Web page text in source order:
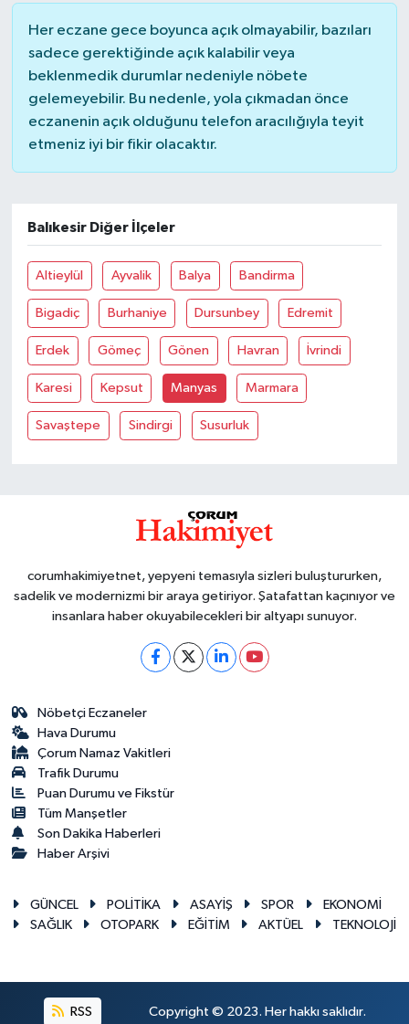
Her eczane gece boyunca açık olmayabilir, bazıları
sadece gerektiğinde açık kalabilir veya
beklenmedik durumlar nedeniyle nöbete
gelemeyebilir. Bu nedenle, yola çıkmadan önce
eczanenin açık olduğunu telefon aracılığıyla teyit
etmeniz iyi bir fikir olacaktır.
Balıkesir Diğer İlçeler
Altieylül Ayvalik Balya Bandirma
Bigadiç Burhaniye Dursunbey Edremit
Erdek Gömeç Gönen Havran İvrindi
Karesi Kepsut Manyas Marmara
Savaştepe Sindirgi Susurluk
corumhakimiyetnet, yepyeni temasıyla sizleri buluştururken,
sadelik ve modernizmi bir araya getiriyor. Şatafattan kaçınıyor ve
insanlara haber okuyabilecekleri bir altyapı sunuyor.
Nöbetçi Eczaneler
Hava Durumu
Çorum Namaz Vakitleri
Trafik Durumu
Puan Durumu ve Fikstür
Tüm Manşetler
Son Dakika Haberleri
Haber Arşivi
GÜNCEL POLİTİKA ASAYİŞ SPOR
EKONOMİ
SAĞLIK
OTOPARK EĞİTİM AKTÜEL TEKNOLOJİ
RSS Copyright © 2023. Her hakkı saklıdır.